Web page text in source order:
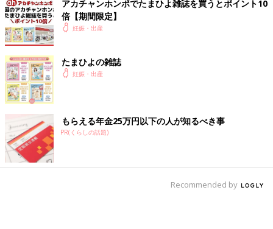
医師は葉琥の状態や必要な処置について2時間ほどかけて説明し
てくれ、私は10枚ほどもある処置の同意書にサインをしました。
輸血が必要な場合があること、人工呼吸器が抜けるのを防ぐため
状況によっては手足を拘束する場合があることなど、聞いている
と心が痛くなる説明ばかりで、とても複雑な心境でした。
また、入院期間は最短でも予定日の7月ころまでになるであろう
みないとわかりません、という話でした。
――その日、病院から帰宅前に葉琥くんには会えましたか？
とのことで、病院を出る前に少しだけ葉琥に会って、触らせても
アカチャンホンポでたまひよ雑誌を買うとポイント10
倍【期間限定】
妊娠・出産
たまひよの雑誌
妊娠・出産
もらえる年金25万円以下の人が知るべき事
PR(くらしの話題)
Recommended by